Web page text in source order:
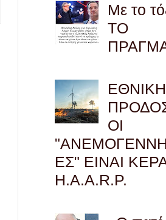
Με το
ΤΟ
ΕΘΝΙΚΗ
ΟΙ
ΕΣ" ΕΙΝΑΙ
H.A.A.R.P.